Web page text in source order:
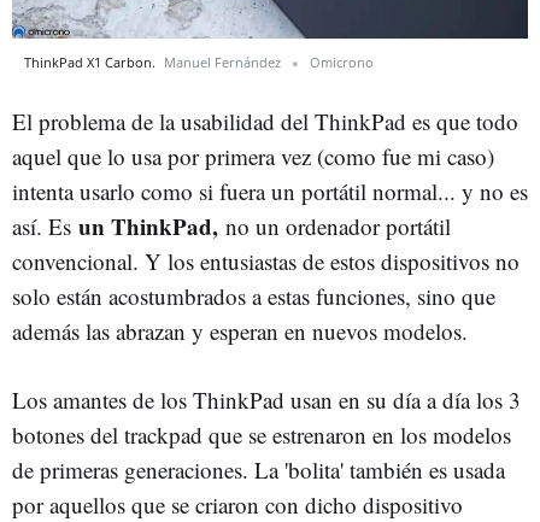
ThinkPad X1 Carbon. Manuel Fernández Omicrono
El problema de la usabilidad del ThinkPad es que todo
aquel que lo usa por primera vez (como fue mi caso)
intenta usarlo como si fuera un portátil normal... y no es
así. Es un ThinkPad, no un ordenador portátil
convencional. Y los entusiastas de estos dispositivos no
solo están acostumbrados a estas funciones, sino que
además las abrazan y esperan en nuevos modelos.
Los amantes de los ThinkPad usan en su día a día los 3
botones del trackpad que se estrenaron en los modelos
de primeras generaciones. La 'bolita' también es usada
por aquellos que se criaron con dicho dispositivo